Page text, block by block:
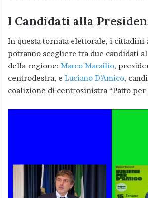
I Candidati alla
In questa tornata elettorale, i cittadini
potranno scegliere tra due candidati
della regione: Marco Marsilio,
centrodestra, e Luciano D’Amico,
coalizione di centrosinistra “Patto per